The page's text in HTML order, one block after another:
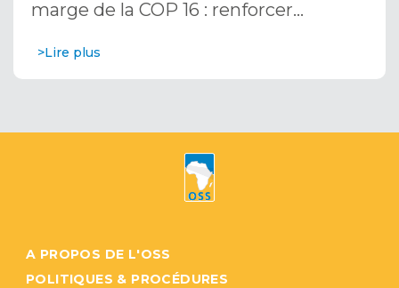
Multirisques. 12 décembre 2024
marge de la COP 16 : renforcer…
>Lire plus
A PROPOS DE L'OSS
POLITIQUES & PROCÉDURES